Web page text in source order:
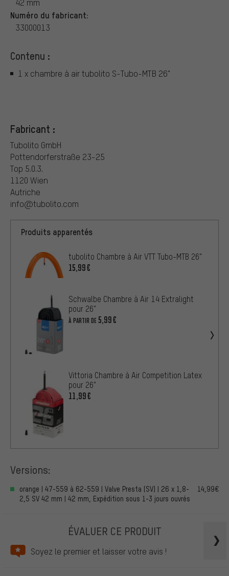
42 mm
Numéro du fabricant:
33000013
Contenu :
1 x chambre à air tubolito S-Tubo-MTB 26"
Fabricant :
Tubolito GmbH
Pottendorferstraße 23-25
Top 5.0.3.
1120 Wien
Autriche
info@tubolito.com
Produits apparentés
tubolito Chambre à Air VTT Tubo-MTB 26"
15,99€
Schwalbe Chambre à Air 14 Extralight
pour 26"
À PARTIR DE 5,99€
Vittoria Chambre à Air Competition Latex
pour 26"
11,99€
Versions:
orange | 47-559 à 62-559 | Valve Presta (SV) | 26 x 1,8-
2,5 SV 42 mm | 42 mm, Expédition sous 1-3 jours ouvrés
14,99€
ÉVALUER CE PRODUIT
Soyez le premier et laisser votre avis !